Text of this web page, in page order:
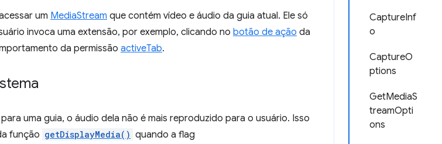
CaptureInf
o
CaptureO
ptions
GetMediaS
treamOpti
ons
um MediaStream que contém vídeo e áudio da guia atual. Ele só
invoca uma extensão, por exemplo, clicando no botão de ação da
da permissão activeTab.
uma guia, o áudio dela não é mais reproduzido para o usuário. Isso
função getDisplayMedia() quando a flag